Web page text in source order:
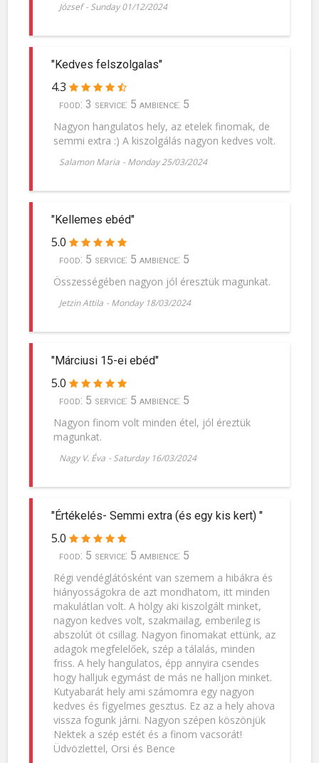
József - Sunday 01/12/2024
"Kedves felszolgalas"
4.3
food: 3 service: 5 ambience: 5
Nagyon hangulatos hely, az etelek finomak, de
semmi extra :) A kiszolgálás nagyon kedves volt.
Salamon Maria - Monday 25/03/2024
"Kellemes ebéd"
5.0
food: 5 service: 5 ambience: 5
Összességében nagyon jól éresztük magunkat.
Jetzin Attila - Monday 18/03/2024
"Márciusi 15-ei ebéd"
5.0
food: 5 service: 5 ambience: 5
Nagyon finom volt minden étel, jól éreztük
magunkat.
Nagy V. Éva - Saturday 16/03/2024
"Értékelés- Semmi extra (és egy kis kert) "
5.0
food: 5 service: 5 ambience: 5
Régi vendéglátósként van szemem a hibákra és
hiányosságokra de azt mondhatom, itt minden
makulátlan volt. A hölgy aki kiszolgált minket,
nagyon kedves volt, szakmailag, emberileg is
abszolút öt csillag. Nagyon finomakat ettünk, az
adagok megfelelőek, szép a tálalás, minden
friss. A hely hangulatos, épp annyira csendes
hogy halljuk egymást de más ne halljon minket.
Kutyabarát hely ami számomra egy nagyon
kedves és figyelmes gesztus. Ez az a hely ahova
vissza fogunk járni. Nagyon szépen köszönjük
Nektek a szép estét és a finom vacsorát!
Üdvözlettel, Orsi és Bence